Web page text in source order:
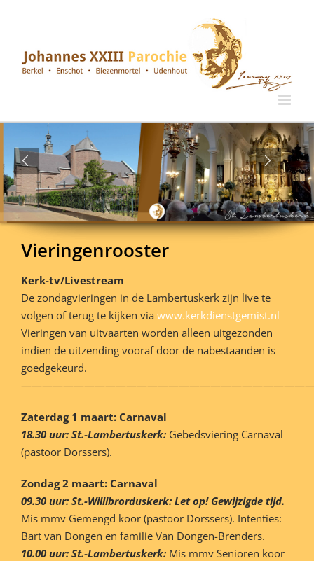
Vieringenrooster
Kerk-tv/Livestream
De zondagvieringen in de Lambertuskerk zijn live te
volgen of terug te kijken via www.kerkdienstgemist.nl
Vieringen van uitvaarten worden alleen uitgezonden
indien de uitzending vooraf door de nabestaanden is
goedgekeurd.
Zaterdag 1 maart: Carnaval
18.30 uur: St.-Lambertuskerk: Gebedsviering Carnaval
(pastoor Dorssers).
Zondag 2 maart: Carnaval
09.30 uur: St.-Willibrorduskerk: Let op! Gewijzigde tijd.
Mis mmv Gemengd koor (pastoor Dorssers). Intenties:
Bart van Dongen en familie Van Dongen-Brenders.
10.00 uur: St.-Lambertuskerk: Mis mmv Senioren koor